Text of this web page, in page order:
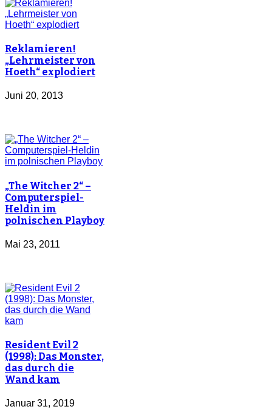
Reklamieren!
„Lehrmeister von
Hoeth“ explodiert
Juni 20, 2013
„The Witcher 2“ –
Computerspiel-
Heldin im
polnischen Playboy
Mai 23, 2011
Resident Evil 2
(1998): Das Monster,
das durch die
Wand kam
Januar 31, 2019